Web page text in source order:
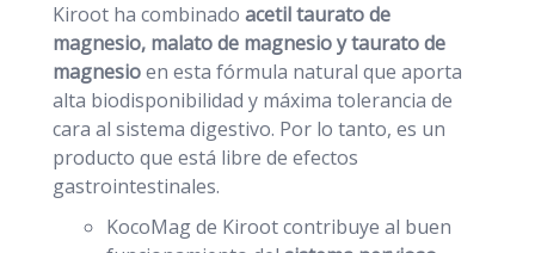
Kiroot ha combinado acetil taurato de
magnesio, malato de magnesio y taurato de
magnesioen esta fórmula natural que aporta
alta biodisponibilidad y máxima tolerancia de
cara al sistema digestivo. Por lo tanto, es un
producto que está libre de efectos
gastrointestinales.
KocoMag de Kiroot contribuye al buen